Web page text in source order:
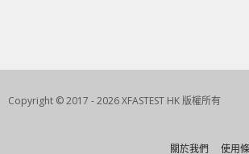
Copyright © 2017 - 2026 XFASTEST HK 版權所有
關於我們 使用